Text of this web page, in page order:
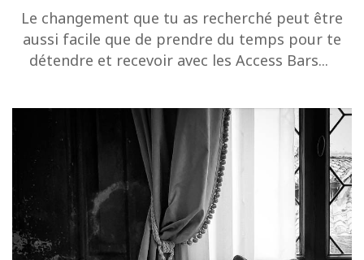
compte
Home
qu’Access
Bars ?
un
essai
Apprendre
Le changement que tu as recherché peut être
aussi facile que de prendre du temps pour te
détendre et recevoir avec les Access Bars...